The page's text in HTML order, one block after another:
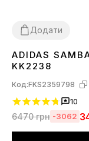
Додати
36 3738 41
ADIDAS
KK2238
Код:FKS2359798
10
6470грн -3062